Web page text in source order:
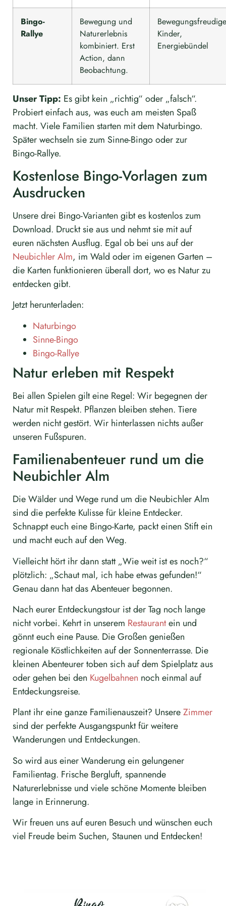
Bingo-
Rallye
Bewegung und
Naturerlebnis
kombiniert. Erst
Action, dann
Beobachtung.
Bewegungsfreudige
Kinder,
Energiebündel
Unser Tipp: Es gibt kein „richtig“ oder „falsch“.
Probiert einfach aus, was euch am meisten Spaß
macht. Viele Familien starten mit dem Naturbingo.
Später wechseln sie zum Sinne-Bingo oder zur
Bingo-Rallye.
Kostenlose Bingo-Vorlagen zum
Ausdrucken
Unsere drei Bingo-Varianten gibt es kostenlos zum
Download. Druckt sie aus und nehmt sie mit auf
euren nächsten Ausflug. Egal ob bei uns auf der
Neubichler Alm, im Wald oder im eigenen Garten –
die Karten funktionieren überall dort, wo es Natur zu
entdecken gibt.
Jetzt herunterladen:
Naturbingo
Sinne-Bingo
Bingo-Rallye
Natur erleben mit Respekt
Bei allen Spielen gilt eine Regel: Wir begegnen der
Natur mit Respekt. Pflanzen bleiben stehen. Tiere
werden nicht gestört. Wir hinterlassen nichts außer
unseren Fußspuren.
Familienabenteuer rund um die
Neubichler Alm
Die Wälder und Wege rund um die Neubichler Alm
sind die perfekte Kulisse für kleine Entdecker.
Schnappt euch eine Bingo-Karte, packt einen Stift ein
und macht euch auf den Weg.
Vielleicht hört ihr dann statt „Wie weit ist es noch?“
plötzlich: „Schaut mal, ich habe etwas gefunden!“
Genau dann hat das Abenteuer begonnen.
Nach eurer Entdeckungstour ist der Tag noch lange
nicht vorbei. Kehrt in unserem Restaurantein und
gönnt euch eine Pause. Die Großen genießen
regionale Köstlichkeiten auf der Sonnenterrasse. Die
kleinen Abenteurer toben sich auf dem Spielplatz aus
oder gehen bei den Kugelbahnen noch einmal auf
Entdeckungsreise.
Plant ihr eine ganze Familienauszeit? UnsereZimmer
sind der perfekte Ausgangspunkt für weitere
Wanderungen und Entdeckungen.
So wird aus einer Wanderung ein gelungener
Familientag. Frische Bergluft, spannende
Naturerlebnisse und viele schöne Momente bleiben
lange in Erinnerung.
Wir freuen uns auf euren Besuch und wünschen euch
viel Freude beim Suchen, Staunen und Entdecken!